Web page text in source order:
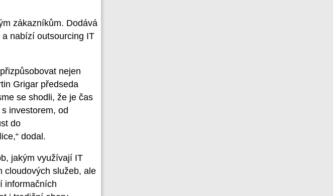
zákazníkům. Dodává
nabízí outsourcing IT
nejen
Grigar předseda
se shodli, že je čas
investorem, od
do
dodal.
jakým využívají IT
cloudových služeb, ale
informačních